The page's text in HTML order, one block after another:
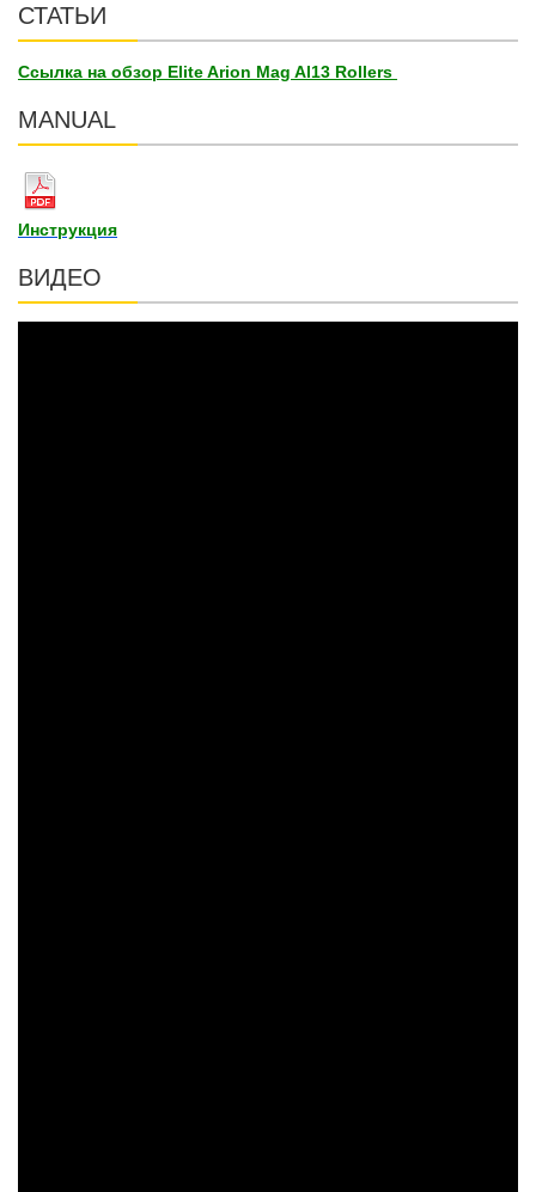
СТАТЬИ
Ссылка на обзор Elite Arion Mag Al13 Rollers
MANUAL
Инструкция
ВИДЕО